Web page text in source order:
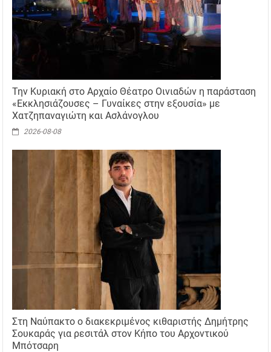
Την Κυριακή στο Αρχαίο Θέατρο Οινιαδών η παράσταση
«Εκκλησιάζουσες – Γυναίκες στην εξουσία» με
Χατζηπαναγιώτη και Ασλάνογλου
2026-08-08
Στη Ναύπακτο ο διακεκριμένος κιθαριστής Δημήτρης
Σουκαράς για ρεσιτάλ στον Κήπο του Αρχοντικού
Μπότσαρη